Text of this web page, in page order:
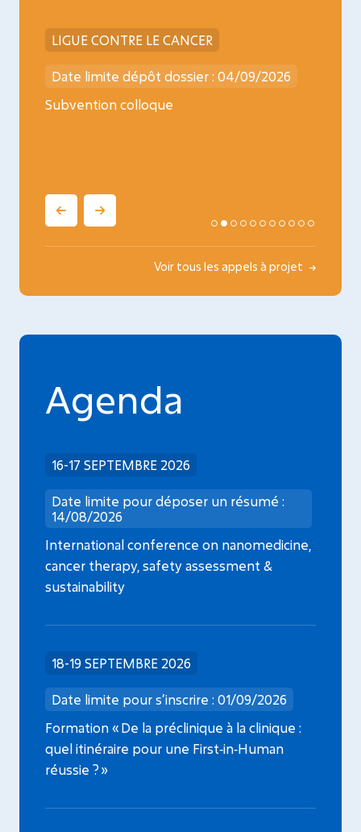
LIGUE CONTRE LE CANCER
Date limite dépôt dossier : 04/09/2026
Subvention colloque
Voir tous les appels à projet
Agenda
16-17 SEPTEMBRE 2026
Date limite pour déposer un résumé :
14/08/2026
International conference on nanomedicine,
cancer therapy, safety assessment &
sustainability
18-19 SEPTEMBRE 2026
Date limite pour s’inscrire : 01/09/2026
Formation « De la préclinique à la clinique :
quel itinéraire pour une First‑in‑Human
réussie ? »